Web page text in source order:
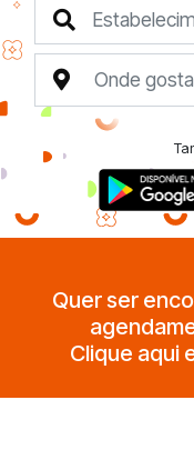
Quer ser
Clique aqui